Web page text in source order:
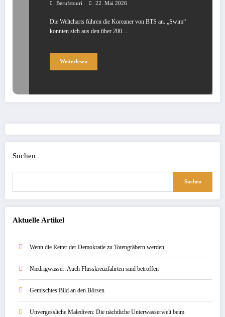
Berufstouri 22. Mai 2026
Die Weltcharts führen die Koreaner von BTS an. „Swim“
konnten sich aus den über 200…
Weiterlesen
Suchen
Suchen
Aktuelle Artikel
Wenn die Retter der Demokratie zu Totengräbern werden
Niedrigwasser: Auch Flusskreuzfahrten sind betroffen
Gemischtes Bild an den Börsen
Unvergessliche Malediven: Die nächtliche Unterwasserwelt beim